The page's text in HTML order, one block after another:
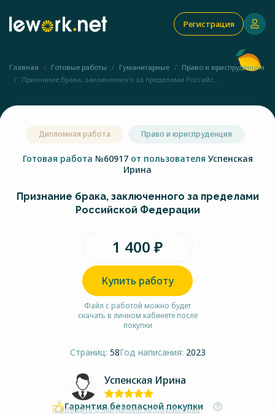
Регистрация
Главная Готовые работы Гуманитарные
Право и юриспруденция
Признание брака, заключенного за пределами Российс...
Дипломная работа Право и юриспруденция
Готовая работа №60917 от пользователя Успенская
Ирина
Признание брака, заключенного за пределами
Российской Федерации
1 400 ₽
Купить работу
Файл с работой можно будет
скачать в личном кабинете после
покупки
Страниц: 58Год написания: 2023
Успенская Ирина
Сообщить о нарушении авторских прав
Гарантия безопасной покупки